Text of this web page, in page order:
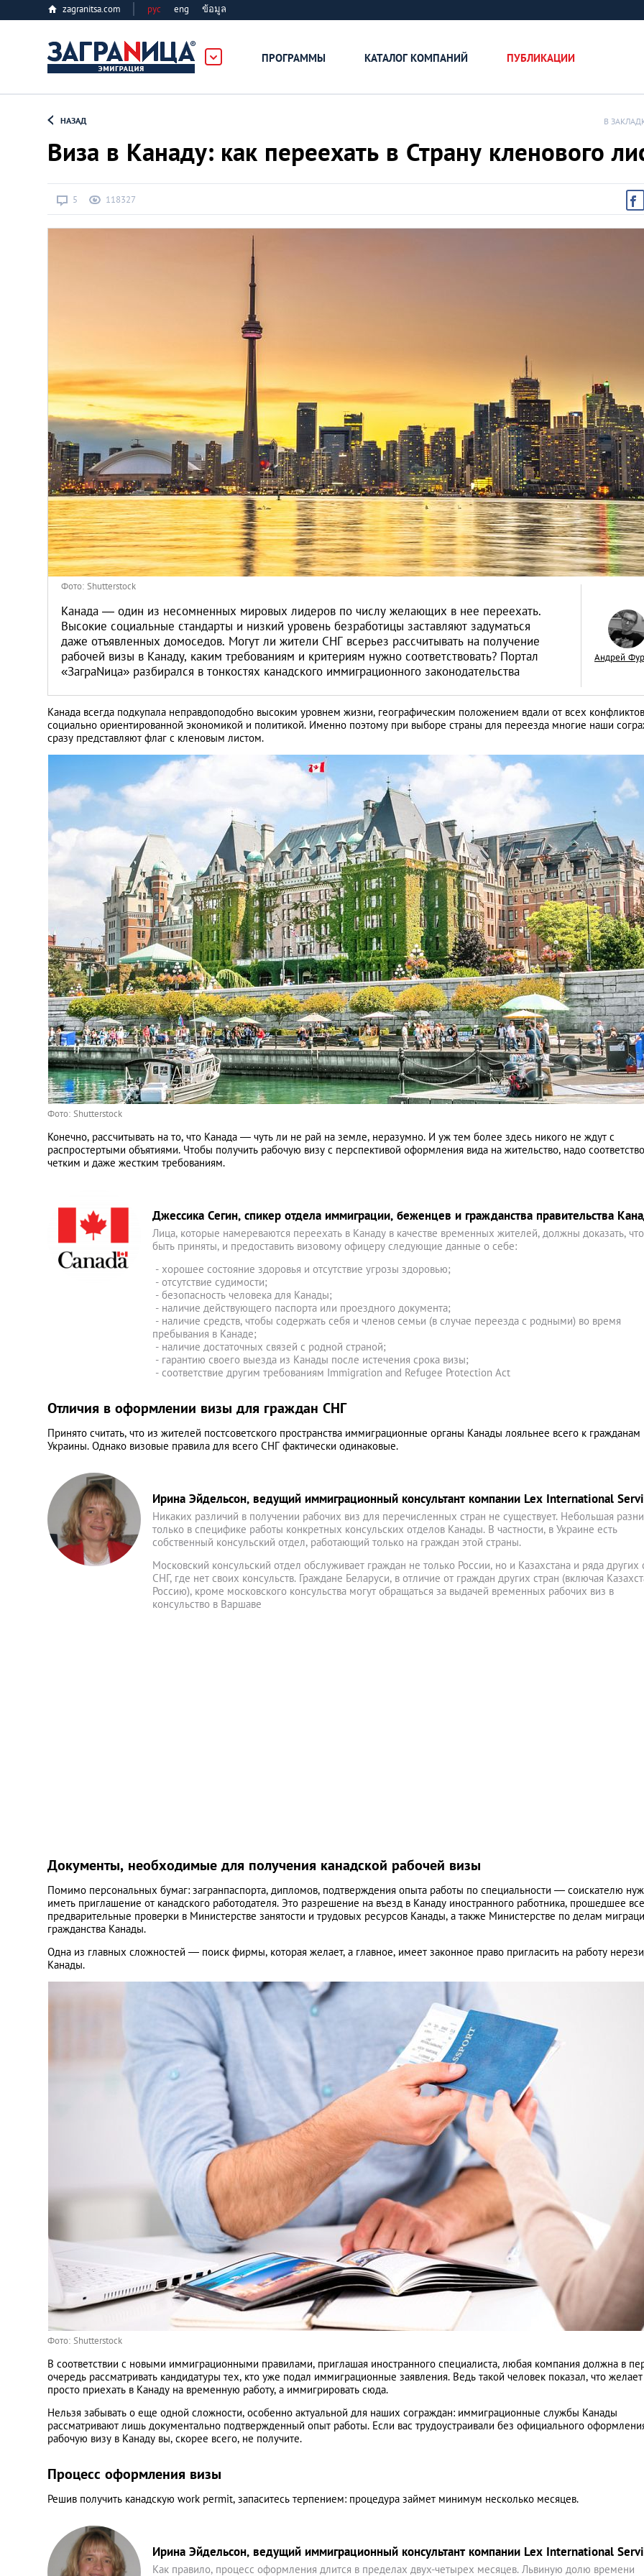
zagranitsa.com рус eng ข้อมูล
ПРОГРАММЫ КАТАЛОГ КОМПАНИЙ ПУБЛИКАЦИИ
Все страны
Греция
Испания
Казахстан
Канада
Кипр
Латвия
Литва
Польша
Португалия
Россия
Словакия
Словения
США
Таиланд
Украина
Франция
Черногория
Другие
НАЗАД В
Виза в Канаду: как переехать в Страну кленового
5 118327
Фото: Shutterstock
Канада — один из несомненных мировых лидеров по числу желающих в нее переехать.
Высокие социальные стандарты и низкий уровень безработицы заставляют задуматься
даже отъявленных домоседов. Могут ли жители СНГ всерьез рассчитывать на получение
рабочей визы в Канаду, каким требованиям и критериям нужно соответствовать? Портал
«ЗаграNица» разбирался в тонкостях канадского иммиграционного законодательства
Андрей
Канада всегда подкупала неправдоподобно высоким уровнем жизни, географическим положением вдали от всех
социально ориентированной экономикой и политикой. Именно поэтому при выборе страны для переезда многие наши
сразу представляют флаг с кленовым листом.
Фото: Shutterstock
Конечно, рассчитывать на то, что Канада ― чуть ли не рай на земле, неразумно. И уж тем более здесь никого не ждут с
распростертыми объятиями. Чтобы получить рабочую визу с перспективой оформления вида на жительство, надо
четким и даже жестким требованиям.
Джессика Сегин, спикер отдела иммиграции, беженцев и гражданства правительства
Лица, которые намереваются переехать в Канаду в качестве временных жителей, должны доказать,
быть приняты, и предоставить визовому офицеру следующие данные о себе:
- хорошее состояние здоровья и отсутствие угрозы здоровью;
- отсутствие судимости;
- безопасность человека для Канады;
- наличие действующего паспорта или проездного документа;
- наличие средств, чтобы содержать себя и членов семьи (в случае переезда с родными) во время
пребывания в Канаде;
- наличие достаточных связей с родной страной;
- гарантию своего выезда из Канады после истечения срока визы;
- соответствие другим требованиям Immigration and Refugee Protection Act
Отличия в оформлении визы для граждан СНГ
Принято считать, что из жителей постсоветского пространства иммиграционные органы Канады лояльнее всего к гражданам
Украины. Однако визовые правила для всего СНГ фактически одинаковые.
Ирина Эйдельсон, ведущий иммиграционный консультант компании Lex International
Никаких различий в получении рабочих виз для перечисленных стран не существует. Небольшая
только в специфике работы конкретных консульских отделов Канады. В частности, в Украине есть
собственный консульский отдел, работающий только на граждан этой страны.
Московский консульский отдел обслуживает граждан не только России, но и Казахстана и ряда других
СНГ, где нет своих консульств. Граждане Беларуси, в отличие от граждан других стран (включая
Россию), кроме московского консульства могут обращаться за выдачей временных рабочих виз в
консульство в Варшаве
Документы, необходимые для получения канадской рабочей визы
Помимо персональных бумаг: загранпаспорта, дипломов, подтверждения опыта работы по специальности — соискателю
иметь приглашение от канадского работодателя. Это разрешение на въезд в Канаду иностранного работника, прошедшее все
предварительные проверки в Министерстве занятости и трудовых ресурсов Канады, а также Министерстве по делам
гражданства Канады.
Одна из главных сложностей ― поиск фирмы, которая желает, а главное, имеет законное право пригласить на работу
Канады.
Фото: Shutterstock
В соответствии с новыми иммиграционными правилами, приглашая иностранного специалиста, любая компания должна в
очередь рассматривать кандидатуры тех, кто уже подал иммиграционные заявления. Ведь такой человек показал, что
просто приехать в Канаду на временную работу, а иммигрировать сюда.
Нельзя забывать о еще одной сложности, особенно актуальной для наших сограждан: иммиграционные службы Канады
рассматривают лишь документально подтвержденный опыт работы. Если вас трудоустраивали без официального
рабочую визу в Канаду вы, скорее всего, не получите.
Процесс оформления визы
Решив получить канадскую work permit, запаситесь терпением: процедура займет минимум несколько месяцев.
Ирина Эйдельсон, ведущий иммиграционный консультант компании Lex International
Как правило, процесс оформления длится в пределах двух-четырех месяцев. Львиную долю времени
Как открыть
Словакии:
иностранцев
АНАЛИТИЧЕСКИЕ СТАТЬИ